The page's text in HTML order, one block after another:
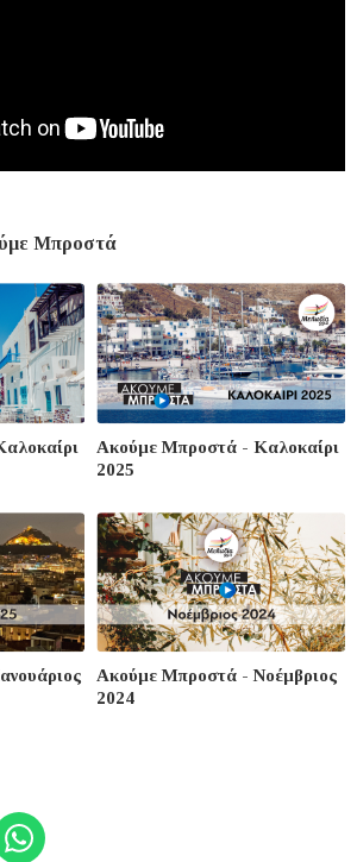
Μπροστά
Ακούμε Μπροστά - Καλοκαίρι
2025
Ακούμε Μπροστά - Νοέμβριος
2024